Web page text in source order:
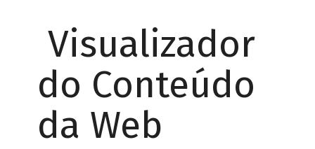
Visualizador
do Conteúdo
da Web